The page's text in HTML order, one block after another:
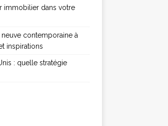
immobilier dans votre
contemporaine à
inspirations
: quelle stratégie